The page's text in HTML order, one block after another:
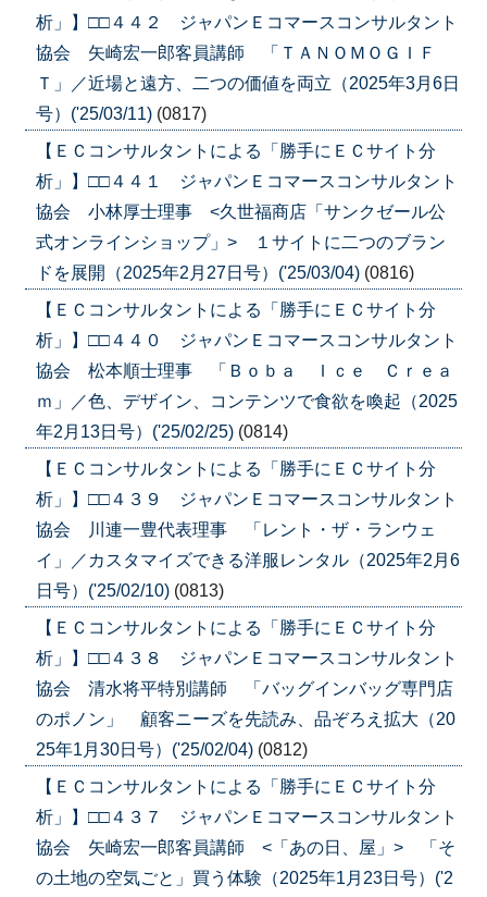
析」】□□４４２ ジャパンＥコマースコンサルタント
協会 矢崎宏一郎客員講師 「ＴＡＮＯＭＯＧＩＦ
Ｔ」／近場と遠方、二つの価値を両立（2025年3月6日
号）('25/03/11) (0817)
【ＥＣコンサルタントによる「勝手にＥＣサイト分
析」】□□４４１ ジャパンＥコマースコンサルタント
協会 小林厚士理事 <久世福商店「サンクゼール公
式オンラインショップ」> １サイトに二つのブラン
ドを展開（2025年2月27日号）('25/03/04) (0816)
【ＥＣコンサルタントによる「勝手にＥＣサイト分
析」】□□４４０ ジャパンＥコマースコンサルタント
協会 松本順士理事 「Ｂｏｂａ Ｉｃｅ Ｃｒｅａ
ｍ」／色、デザイン、コンテンツで食欲を喚起（2025
年2月13日号）('25/02/25) (0814)
【ＥＣコンサルタントによる「勝手にＥＣサイト分
析」】□□４３９ ジャパンＥコマースコンサルタント
協会 川連一豊代表理事 「レント・ザ・ランウェ
イ」／カスタマイズできる洋服レンタル（2025年2月6
日号）('25/02/10) (0813)
【ＥＣコンサルタントによる「勝手にＥＣサイト分
析」】□□４３８ ジャパンＥコマースコンサルタント
協会 清水将平特別講師 「バッグインバッグ専門店
のポノン」 顧客ニーズを先読み、品ぞろえ拡大（20
25年1月30日号）('25/02/04) (0812)
【ＥＣコンサルタントによる「勝手にＥＣサイト分
析」】□□４３７ ジャパンＥコマースコンサルタント
協会 矢崎宏一郎客員講師 <「あの日、屋」> 「そ
の土地の空気ごと」買う体験（2025年1月23日号）('2